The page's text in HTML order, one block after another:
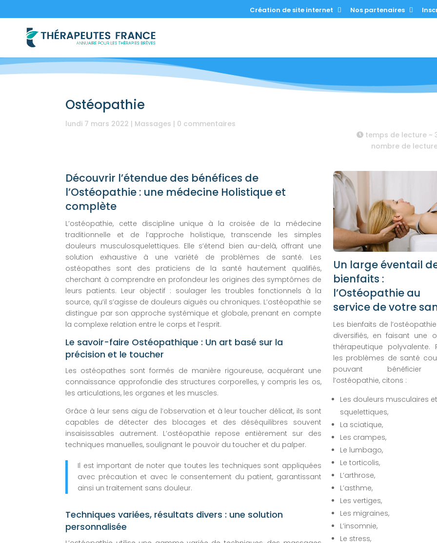
Création de site internet Nos partenaires
Ostéopathie
lundi 7 mars 2022 | Massages | 0 commentaires
temps de lecture ~
nombre de
Découvrir l’étendue des bénéfices de
l’Ostéopathie : une médecine Holistique et
complète
L’ostéopathie, cette discipline unique à la croisée de la médecine
traditionnelle et de l’approche holistique, transcende les simples
douleurs musculosquelettiques. Elle s’étend bien au-delà, offrant une
solution exhaustive à une variété de problèmes de santé. Les
ostéopathes sont des praticiens de la santé hautement qualifiés,
cherchant à comprendre en profondeur les origines des symptômes de
leurs patients. Leur objectif : soulager les troubles fonctionnels à la
source, qu’il s’agisse de douleurs aiguës ou chroniques. L’ostéopathie se
distingue par son approche systémique et globale, prenant en compte
la complexe relation entre le corps et l’esprit.
Le savoir-faire Ostéopathique : Un art basé sur la
précision et le toucher
Les ostéopathes sont formés de manière rigoureuse, acquérant une
connaissance approfondie des structures corporelles, y compris les os,
les articulations, les organes et les muscles.
Grâce à leur sens aigu de l’observation et à leur toucher délicat, ils sont
capables de détecter des blocages et des déséquilibres souvent
insaisissables autrement. L’ostéopathie repose entièrement sur des
techniques manuelles, soulignant le pouvoir du toucher et du palper.
Il est important de noter que toutes les techniques sont appliquées
avec précaution et avec le consentement du patient, garantissant
ainsi un traitement sans douleur.
Techniques variées, résultats divers : une solution
personnalisée
Un large éventail
bienfaits :
l’Ostéopathie au
service de votre
Les bienfaits de
diversifiés, en faisant une
thérapeutique polyvalente.
les problèmes de santé
pouvant
l’ostéopathie, citons :
Les douleurs musculaires et
squelettiques,
La sciatique,
Les crampes,
Le lumbago,
Le torticolis,
L’arthrose,
L’asthme,
Les vertiges,
Les migraines,
L’insomnie,
Le stress,